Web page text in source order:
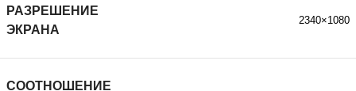
РАЗРЕШЕНИЕ
ЭКРАНА
2340×1080
СООТНОШЕНИЕ